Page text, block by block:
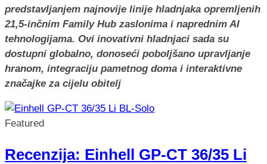
predstavljanjem najnovije linije hladnjaka opremljenih
21,5-inčnim Family Hub zaslonima i naprednim AI
tehnologijama. Ovi inovativni hladnjaci sada su
dostupni globalno, donoseći poboljšano upravljanje
hranom, integraciju pametnog doma i interaktivne
značajke za cijelu obitelj
Featured
Recenzija: Einhell GP-CT 36/35 Li